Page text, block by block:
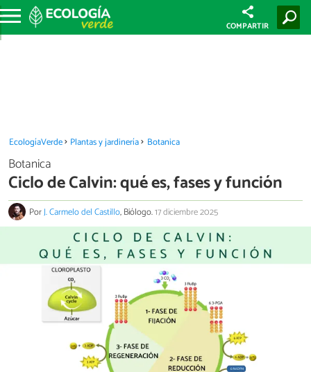
COMPARTIR
EcologíaVerde Plantas y jardinería Botanica
Botanica
Ciclo de Calvin: qué es, fases y función
PorJ. Carmelo del Castillo, Biólogo.17 diciembre 2025